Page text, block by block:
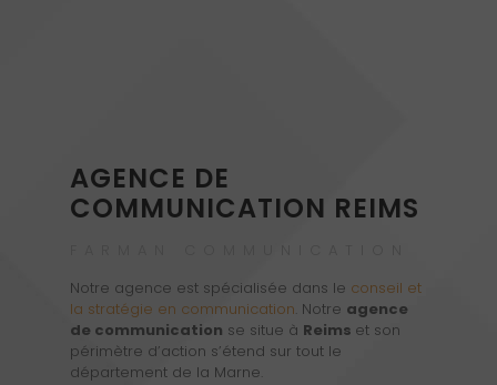
AGENCE DE
COMMUNICATION REIMS
Notre agence est spécialisée dans le conseil et
la stratégie en communication . Notre agence
de communication se situe à Reims et son
périmètre d’action s’étend sur tout le
département de la Marne.